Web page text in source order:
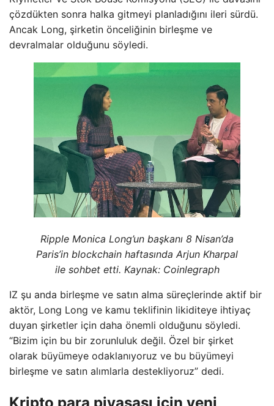
çözdükten sonra halka gitmeyi planladığını ileri sürdü.
Ancak Long, şirketin önceliğinin birleşme ve
devralmalar olduğunu söyledi.
Ripple Monica Long’un başkanı 8 Nisan’da
Paris’in blockchain haftasında Arjun Kharpal
ile sohbet etti. Kaynak: Coinlegraph
IZ şu anda birleşme ve satın alma süreçlerinde aktif bir
aktör, Long Long ve kamu teklifinin likiditeye ihtiyaç
duyan şirketler için daha önemli olduğunu söyledi.
“Bizim için bu bir zorunluluk değil. Özel bir şirket
olarak büyümeye odaklanıyoruz ve bu büyümeyi
birleşme ve satın alımlarla destekliyoruz” dedi.